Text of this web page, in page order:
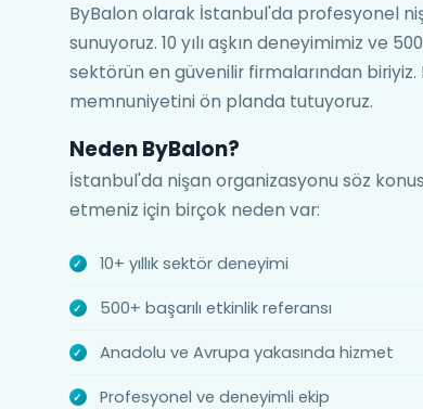
ByBalon olarak İstanbul'da profesyonel
sunuyoruz. 10 yılı aşkın deneyimimiz ve
sektörün en güvenilir firmalarından
memnuniyetini ön planda tutuyoruz.
Neden ByBalon?
İstanbul'da nişan organizasyonu söz
etmeniz için birçok neden var:
10+ yıllık sektör deneyimi
500+ başarılı etkinlik referansı
Anadolu ve Avrupa yakasında hizmet
Profesyonel ve deneyimli ekip